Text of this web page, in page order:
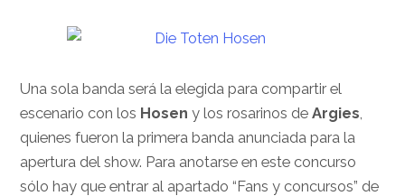
Una sola banda será la elegida para compartir el
escenario con los Hoseny los rosarinos deArgies,
quienes fueron la primera banda anunciada para la
apertura del show. Para anotarse en este concurso
sólo hay que entrar al apartado “Fans y concursos” de